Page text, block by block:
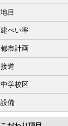
地目
建ぺい率
都市計画
接道
中学校区
設備